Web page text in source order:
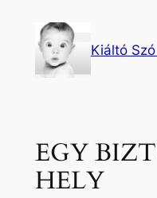
tartalomhoz
Kiáltó
EGY
HELY